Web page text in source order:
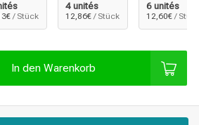
/ Stück
4 unités
12,86€ / Stück
6 unités
12,60€ /
In den Warenkorb